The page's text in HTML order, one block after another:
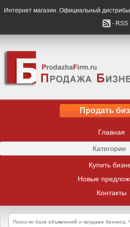
Интернет магазин. Официальный
- RSS
Продать
Главная
Категории
Купить
Новые
Контакты